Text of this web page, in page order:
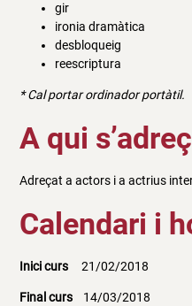
gir
ironia dramàtica
desbloqueig
reescriptura
* Cal portar ordinador portàtil.
A qui
Adreçat a actors i a actrius
Calendari i
Inici curs 21/02/2018
Final curs 14/03/2018